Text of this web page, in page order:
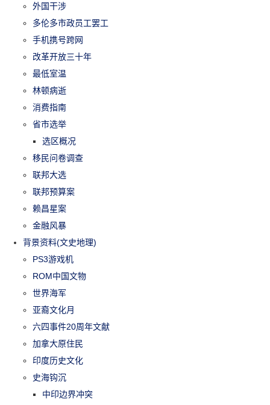
外国干涉
多伦多市政员工罢工
手机携号跨网
改革开放三十年
最低室温
林顿病逝
消费指南
省市选举
选区概况
移民问卷调查
联邦大选
联邦预算案
赖昌星案
金融风暴
背景资料(文史地理)
PS3游戏机
ROM中国文物
世界海军
亚裔文化月
六四事件20周年文献
加拿大原住民
印度历史文化
史海钩沉
中印边界冲突